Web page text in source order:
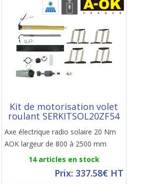
Kit de motorisation volet
roulant SERKITSOL20ZF54
Axe électrique radio solaire 20 Nm
AOK largeur de 800 à 2500 mm
14 articles en stock
Prix: 337.58€ HT